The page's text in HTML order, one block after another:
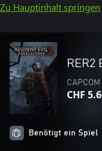
Zu Hauptinhalt springen
RER2
CAPCOM
CHF
Benötigt ein Spiel